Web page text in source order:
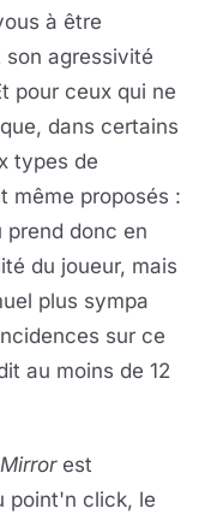
à être
son agressivité
pour ceux qui ne
dans certains
types de
même proposés :
prend donc en
du joueur, mais
plus sympa
sur ce
au moins de 12
est
point'n click, le